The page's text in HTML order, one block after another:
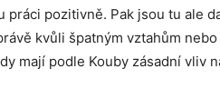
práci pozitivně. Pak jsou tu ale
kvůli špatným vztahům
mají podle Kouby zásadní vliv